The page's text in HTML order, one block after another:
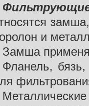
и
Замша
Фланель,